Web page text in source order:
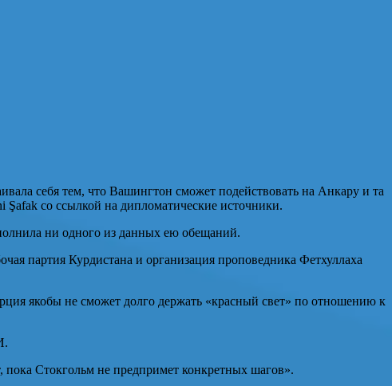
себя тем, что Вашингтон сможет подействовать на Анкару и та
Şafak со ссылкой на дипломатические источники.
ни одного из данных ею обещаний.
партия Курдистана и организация проповедника Фетхуллаха
якобы не сможет долго держать «красный свет» по отношению к
пока Стокгольм не предпримет конкретных шагов».